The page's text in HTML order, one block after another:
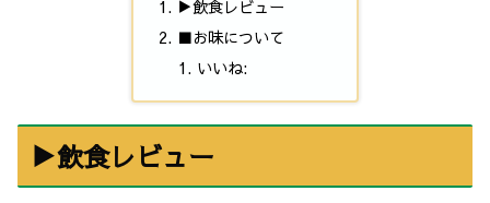
▶飲食レビュー
■お味について
いいね:
▶飲食レビュー